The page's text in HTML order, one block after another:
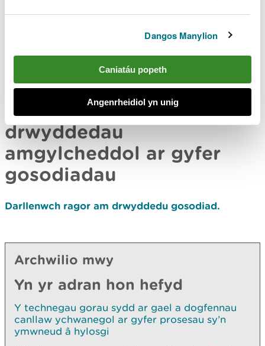
Dangos Manylion
Caniatáu popeth
Angenrheidiol yn unig
ychwanegol gan Gov.uk
Lawrlwythwch Triniaeth arwyneb metelau a
brosesau cemegol: canllawiau ychwanegol gan
Gov.uk
Rhagor o wybodaeth am
drwyddedau
amgylcheddol ar gyfer
gosodiadau
Darllenwch ragor am drwyddedu gosodiad.
Archwilio mwy
Yn yr adran hon hefyd
Y technegau gorau sydd ar gael a dogfennau
canllaw ychwanegol ar gyfer prosesau sy’n
ymwneud â hylosgi